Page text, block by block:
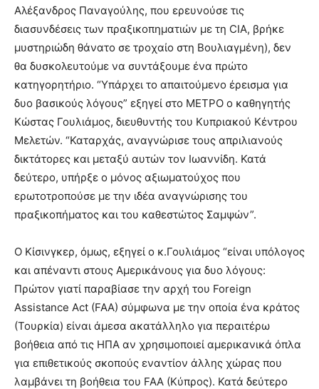
Αλέξανδρος Παναγούλης, που ερευνούσε τις
διασυνδέσεις των πραξικοπηματιών με τη CIA, βρήκε
μυστηριώδη θάνατο σε τροχαίο στη Βουλιαγμένη), δεν
θα δυσκολευτούμε να συντάξουμε ένα πρώτο
κατηγορητήριο. “Υπάρχει το απαιτούμενο έρεισμα για
δυο βασικούς λόγους” εξηγεί στο ΜΕΤΡΟ ο καθηγητής
Κώστας Γουλιάμος, διευθυντής του Κυπριακού Κέντρου
Μελετών. “Καταρχάς, αναγνώρισε τους απριλιανούς
δικτάτορες και μεταξύ αυτών τον Ιωαννίδη. Κατά
δεύτερο, υπήρξε ο μόνος αξιωματούχος που
ερωτοτροπούσε με την ιδέα αναγνώρισης του
πραξικοπήματος και του καθεστώτος Σαμψών”.
Ο Κίσινγκερ, όμως, εξηγεί ο κ.Γουλιάμος “είναι υπόλογος
και απέναντι στους Αμερικάνους για δυο λόγους:
Πρώτον γιατί παραβίασε την αρχή του Foreign
Assistance Act (FAA) σύμφωνα με την οποία ένα κράτος
(Τουρκία) είναι άμεσα ακατάλληλο για περαιτέρω
βοήθεια από τις ΗΠΑ αν χρησιμοποιεί αμερικανικά όπλα
για επιθετικούς σκοπούς εναντίον άλλης χώρας που
λαμβάνει τη βοήθεια του FAA (Κύπρος). Κατά δεύτερο